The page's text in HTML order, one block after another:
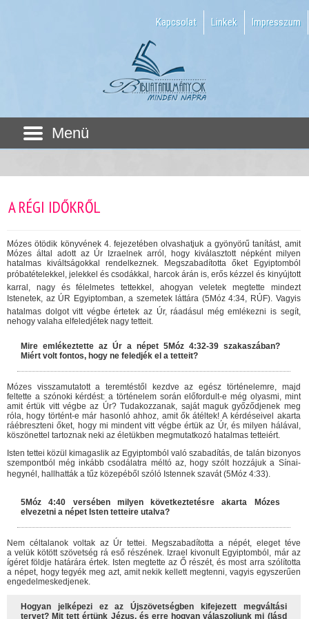
Kapcsolat Linkek Impresszum
Menü
A RÉGI IDŐKRŐL
Mózes ötödik könyvének 4. fejezetében olvashatjuk a gyönyörű tanítást, amit
Mózes által adott az Úr Izraelnek arról, hogy kiválasztott népként milyen
hatalmas kiváltságokkal rendelkeznek. Megszabadította őket Egyiptomból
próbatételekkel, jelekkel és csodákkal, harcok árán is, erős kézzel és kinyújtott
karral, nagy és félelmetes tettekkel, ahogyan veletek megtette mindezt
Istenetek, az ÚR Egyiptomban, a szemetek láttára (5Móz 4:34, RÚF). Vagyis
hatalmas dolgot vitt végbe értetek az Úr, ráadásul még emlékezni is segít,
nehogy valaha elfeledjétek nagy tetteit.
Mire emlékeztette az Úr a népet 5Móz 4:32-39 szakaszában?
Miért volt fontos, hogy ne feledjék el a tetteit?
Mózes visszamutatott a teremtéstől kezdve az egész történelemre, majd
feltette a szónoki kérdést: a történelem során előfordult-e még olyasmi, mint
amit értük vitt végbe az Úr? Tudakozzanak, saját maguk győződjenek meg
róla, hogy történt-e már hasonló ahhoz, amit ők átéltek! A kérdéseivel akarta
ráébreszteni őket, hogy mi mindent vitt végbe értük az Úr, és milyen hálával,
köszönettel tartoznak neki az életükben megmutatkozó hatalmas tetteiért.
Isten tettei közül kimagaslik az Egyiptomból való szabadítás, de talán bizonyos
szempontból még inkább csodálatra méltó az, hogy szólt hozzájuk a Sínai-
hegynél, hallhatták a tűz közepéből szóló Istennek szavát (5Móz 4:33).
5Móz 4:40 versében milyen következtetésre akarta Mózes
elvezetni a népet Isten tetteire utalva?
Nem céltalanok voltak az Úr tettei. Megszabadította a népét, eleget téve
a velük kötött szövetség rá eső részének. Izrael kivonult Egyiptomból, már az
ígéret földje határára értek. Isten megtette az Ő részét, és most arra szólította
a népet, hogy tegyék meg azt, amit nekik kellett megtenni, vagyis egyszerűen
engedelmeskedjenek.
Hogyan jelképezi ez az Újszövetségben kifejezett megváltási
tervet? Mit tett értünk Jézus, és erre hogyan válaszoljunk mi (lásd